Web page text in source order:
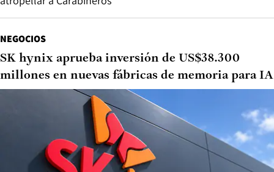
NEGOCIOS
SK hynix aprueba inversión de US$38.300
millones en nuevas fábricas de memoria para IA